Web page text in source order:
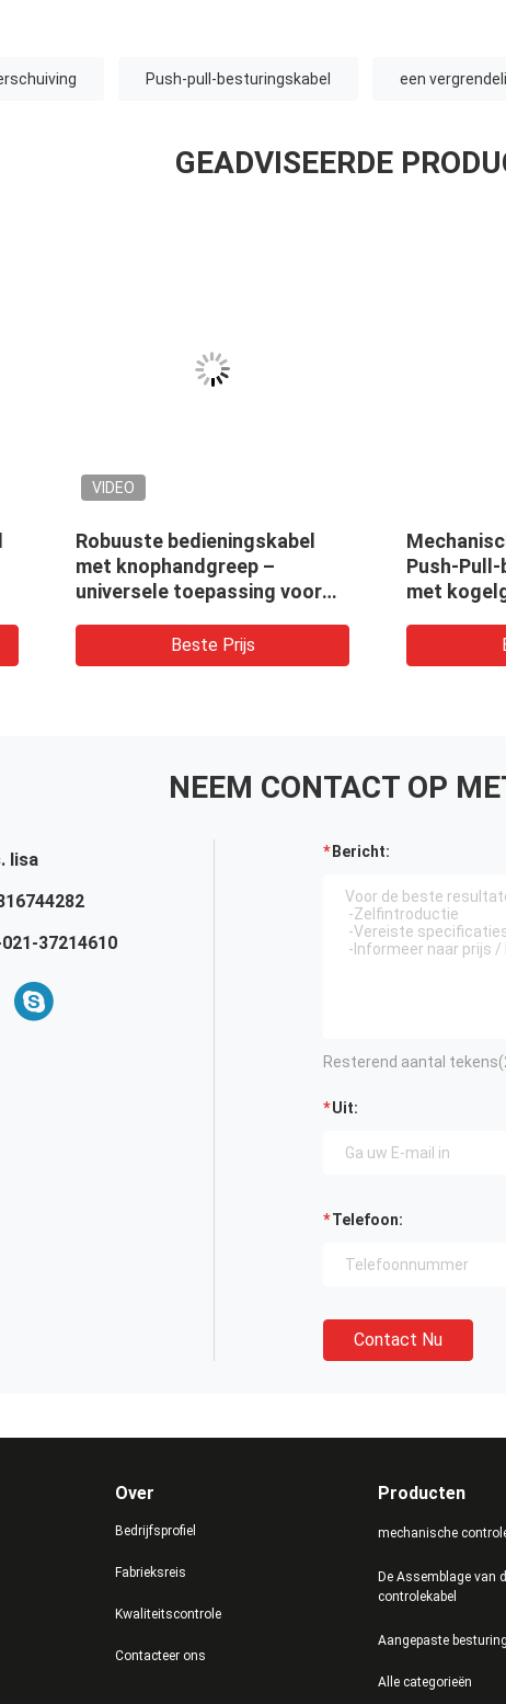
Push-pull-besturingskabel een
GEADVISEERDE
VIDEO
Robuuste bedieningskabel
met knophandgreep –
universele toepassing voor
apparatuurBeste Prijs
Push-Pull-
met
NEEM CONTACT OP
lisa
37214610
Bericht:
Resterend aantal tekens(
Uit:
Telefoon:
Contact Nu
Over
Bedrijfsprofiel
Fabrieksreis
Kwaliteitscontrole
Contacteer ons
Producten
mechanische
De Assemblage van
controlekabel
Aangepaste
Alle categorieën